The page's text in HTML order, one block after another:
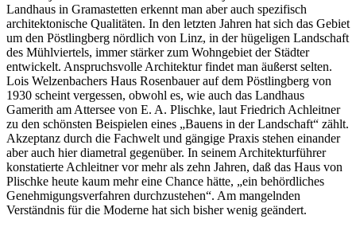
Landhaus in Gramastetten erkennt man aber auch spezifisch
architektonische Qualitäten. In den letzten Jahren hat sich das Gebiet
um den Pöstlingberg nördlich von Linz, in der hügeligen Landschaft
des Mühlviertels, immer stärker zum Wohngebiet der Städter
entwickelt. Anspruchsvolle Architektur findet man äußerst selten.
Lois Welzenbachers Haus Rosenbauer auf dem Pöstlingberg von
1930 scheint vergessen, obwohl es, wie auch das Landhaus
Gamerith am Attersee von E. A. Plischke, laut Friedrich Achleitner
zu den schönsten Beispielen eines „Bauens in der Landschaft“ zählt.
Akzeptanz durch die Fachwelt und gängige Praxis stehen einander
aber auch hier diametral gegenüber. In seinem Architekturführer
konstatierte Achleitner vor mehr als zehn Jahren, daß das Haus von
Plischke heute kaum mehr eine Chance hätte, „ein behördliches
Genehmigungsverfahren durchzustehen“. Am mangelnden
Verständnis für die Moderne hat sich bisher wenig geändert.